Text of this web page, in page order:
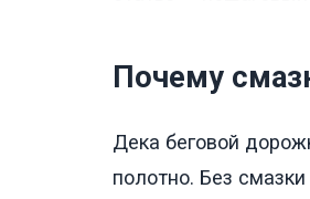
Почему
Дека беговой
полотно. Без